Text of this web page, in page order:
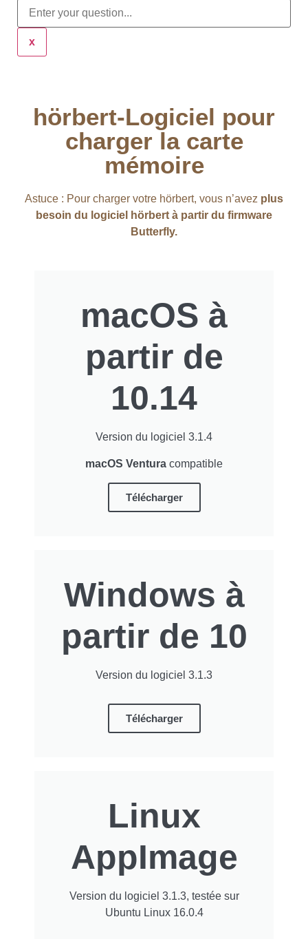
x
hörbert-Logiciel pour
charger la carte
mémoire
Astuce : Pour charger votre hörbert, vous n’avez plus
besoin du logiciel hörbert à partir du firmware
Butterfly.
macOS à
partir de
10.14
Version du logiciel 3.1.4
macOS Ventura compatible
Télécharger
Windows à
partir de 10
Version du logiciel 3.1.3
Télécharger
Linux
AppImage
Version du logiciel 3.1.3, testée sur
Ubuntu Linux 16.0.4